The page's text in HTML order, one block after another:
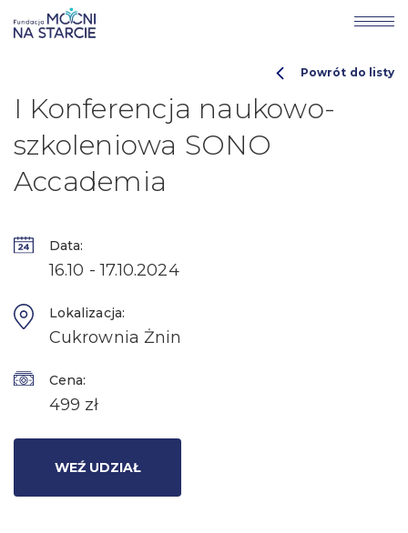
I Konferencja naukowo-
szkoleniowa SONO
Accademia
Powrót do listy
Data:
16.10 - 17.10.2024
Lokalizacja:
Cukrownia Żnin
Cena:
499 zł
WEŹ UDZIAŁ